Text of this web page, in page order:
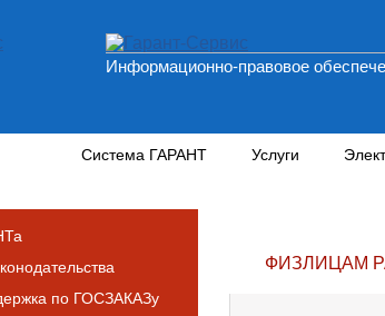
Информационно-правовое
Система ГАРАНТ Услуги
по ГОСЗАКАЗу
ФИЗЛИЦАМ